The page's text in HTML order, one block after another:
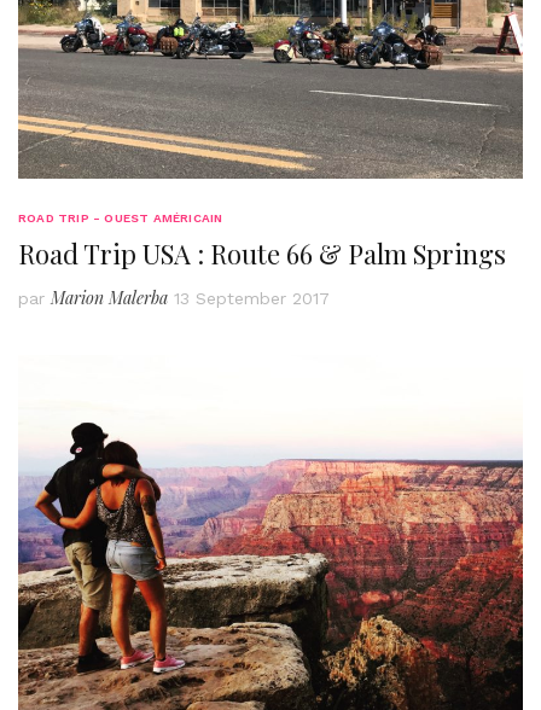
ROAD TRIP - OUEST AMÉRICAIN
Road Trip USA : Route 66 & Palm Springs
par Marion Malerba 13 September 2017